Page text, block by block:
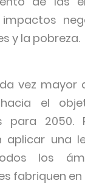
y la pobreza.
vez mayor
el
para 2050.
aplicar una
los
fabriquen